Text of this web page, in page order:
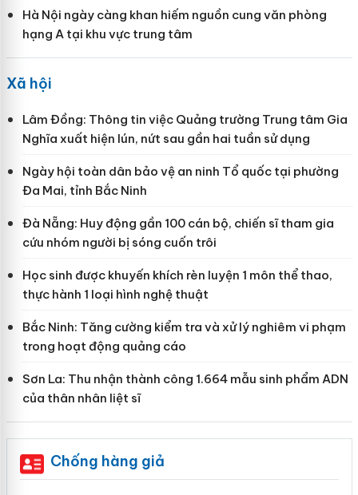
Hà Nội ngày càng khan hiếm nguồn cung văn phòng
hạng A tại khu vực trung tâm
Xã hội
Lâm Đồng: Thông tin việc Quảng trường Trung tâm Gia
Nghĩa xuất hiện lún, nứt sau gần hai tuần sử dụng
Ngày hội toàn dân bảo vệ an ninh Tổ quốc tại phường
Đa Mai, tỉnh Bắc Ninh
Đà Nẵng: Huy động gần 100 cán bộ, chiến sĩ tham gia
cứu nhóm người bị sóng cuốn trôi
Học sinh được khuyến khích rèn luyện 1 môn thể thao,
thực hành 1 loại hình nghệ thuật
Bắc Ninh: Tăng cường kiểm tra và xử lý nghiêm vi phạm
trong hoạt động quảng cáo
Sơn La: Thu nhận thành công 1.664 mẫu sinh phẩm ADN
của thân nhân liệt sĩ
Chống hàng giả